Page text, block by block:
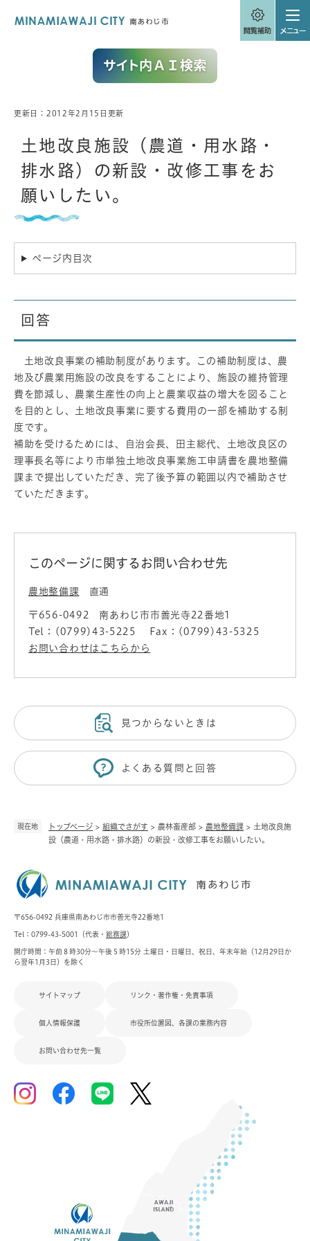
現在地 トップページ > 組織でさがす > 農林畜産部 > 農地整備課 > 土地改良施
設（農道・用水路・排水路）の新設・改修工事をお願いしたい。
本
更新日：2012年2月15日更新
土地改良施設（農道・用水路・
排水路）の新設・改修工事をお
願いしたい。
ページ内目次
回答
土地改良事業の補助制度があります。この補助制度は、農
地及び農業用施設の改良をすることにより、施設の維持管理
費を節減し、農業生産性の向上と農業収益の増大を図ること
を目的とし、土地改良事業に要する費用の一部を補助する制
度です。
補助を受けるためには、自治会長、田主総代、土地改良区の
理事長名等により市単独土地改良事業施工申請書を農地整備
課まで提出していただき、完了後予算の範囲以内で補助させ
ていただきます。
このページに関するお問い合わせ先
農地整備課 直通
〒656-0492
南あわじ市市善光寺22番地1
Tel：(0799)43-5225
Fax：(0799)43-5325
お問い合わせはこちらから
見つからないときは
よくある質問と回答
〒656-0492 兵庫県南あわじ市市善光寺22番地1
Tel：0799-43-5001（代表・ 総務課）
開庁時間：午前８時30分～午後５時15分 土曜日・日曜日、祝日、年末年始（12月29日か
ら翌年1月3日）を除く
サイトマップ リンク・著作権・免責事項
個人情報保護 市役所位置図、各課の業務内容
お問い合わせ先一覧